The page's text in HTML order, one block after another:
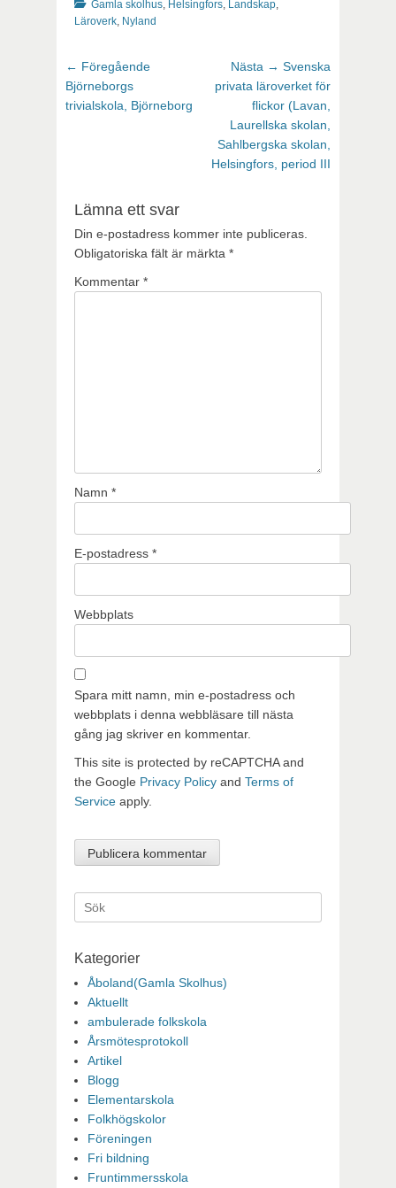
Kategorier
Gamla skolhus, Helsingfors, Landskap,
Läroverk, Nyland
Inläggsnavigering
← FöregåendeFöregående
Björneborgs
trivialskola, Björneborg
Nästa → Nästa
inlägg:
Svenska
privata läroverket för
flickor (Lavan,
Laurellska skolan,
Sahlbergska skolan,
Helsingfors, period III
Lämna ett svar
Din e-postadress kommer inte publiceras.
Obligatoriska fält är märkta *
Kommentar *
Namn *
E-postadress *
Webbplats
Spara mitt namn, min e-postadress och
webbplats i denna webbläsare till nästa
gång jag skriver en kommentar.
This site is protected by reCAPTCHA and
the Google Privacy Policy and Terms of
Service apply.
Sök
efter:
Kategorier
Åboland(Gamla Skolhus)
Aktuellt
ambulerade folkskola
Årsmötesprotokoll
Artikel
Blogg
Elementarskola
Folkhögskolor
Föreningen
Fri bildning
Fruntimmersskola